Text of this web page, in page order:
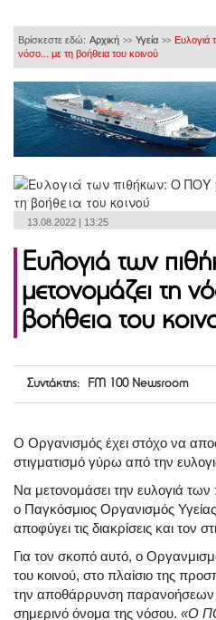
Βρίσκεστε εδώ: Αρχική >> Υγεία >> Ευλογιά
νόσο... με τη βοήθεια του κοινού
13.08.2022 | 13:25
Ευλογιά των
μετονομάζει τη
βοήθεια του
Συντάκτης: FM 100 Newsroom
Ο Οργανισμός έχει στόχο να
στιγματισμό γύρω από την
Να μετονομάσει την ευλογιά των
ο Παγκόσμιος Οργανισμός
αποφύγει τις διακρίσεις και τον
Για τον σκοπό αυτό, ο
του κοινού, στο πλαίσιο της
την αποθάρρυνση παρανοήσεων
σημερινό όνομα της νόσου. «Ο